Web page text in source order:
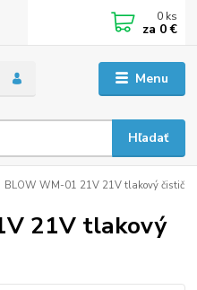
Menu
Hľadať
0 ks
za 0 €
BLOW WM-01 21V 21V tlakový čistič
21V tlakový